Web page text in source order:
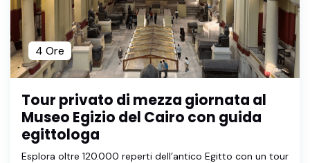
4 Ore
Tour privato di mezza giornata al
Museo Egizio del Cairo con guida
egittologa
Esplora oltre 120.000 reperti dell’antico Egitto con un tour